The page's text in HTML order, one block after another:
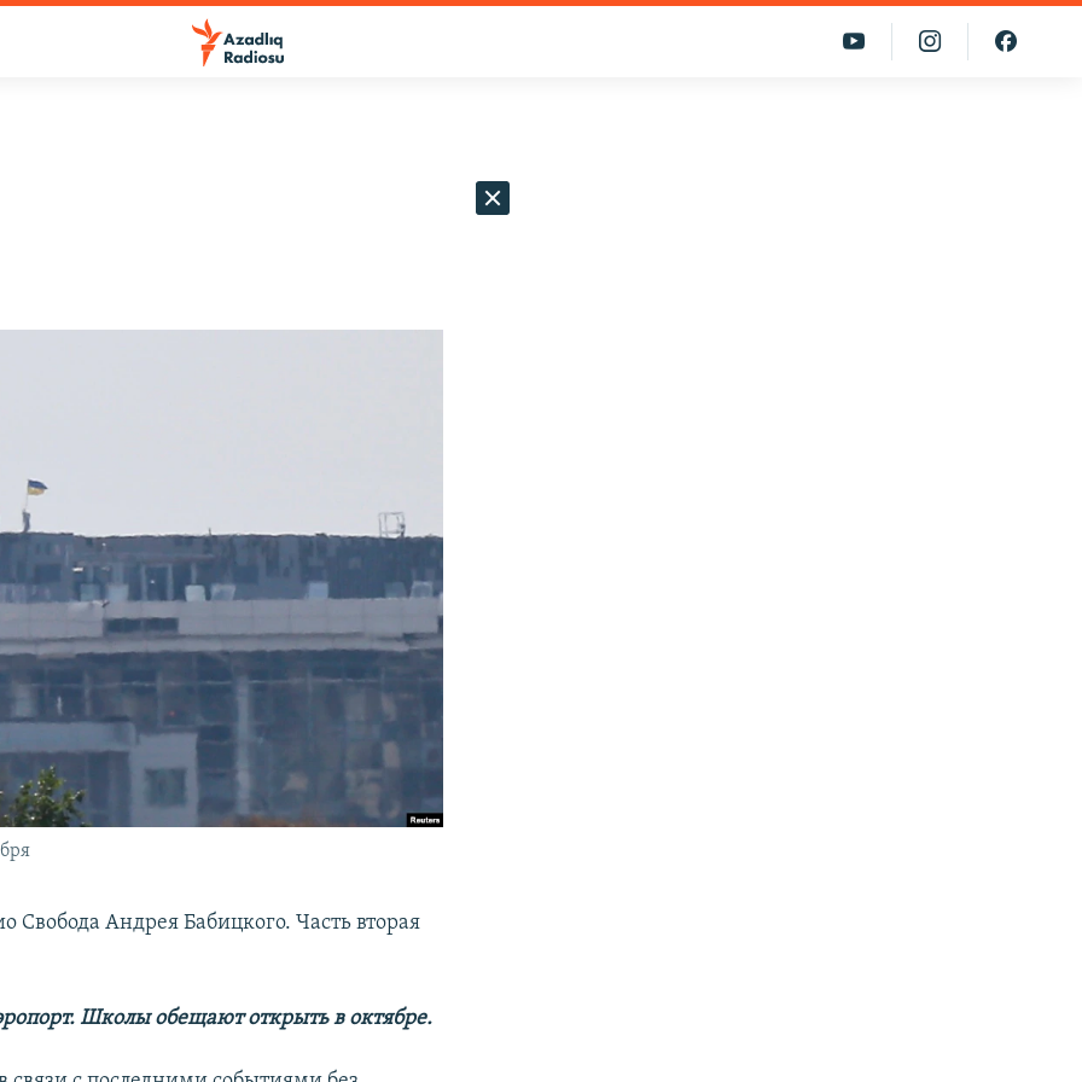
Свобода Андрея Бабицкого. Часть вторая
Школы обещают открыть в октябре.